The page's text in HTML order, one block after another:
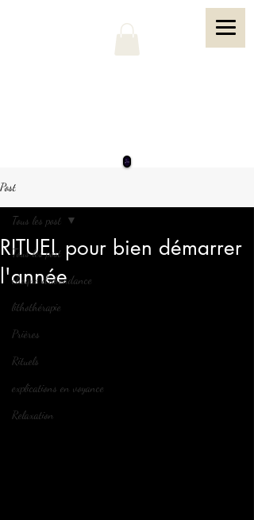
Post
Tous les post
chèque d'abondance
lithothérapie
Prières
Rituels
explications en voyance
Relaxation
Tous les post
RITUEL pour bien démarrer
l'année